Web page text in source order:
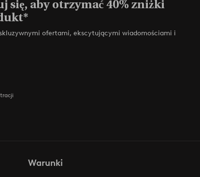
się, aby otrzymać 40% zniżki
ofertami, ekscytującymi wiadomościami i
Warunki